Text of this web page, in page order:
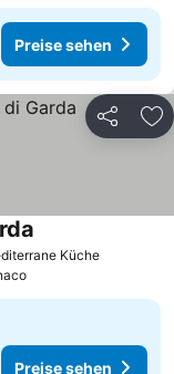
Preise sehen
Teilen
Küche
Preise sehen